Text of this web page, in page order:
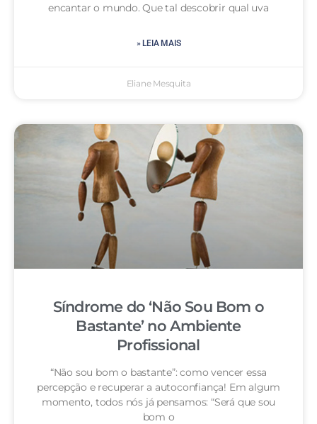
encantar o mundo. Que tal descobrir qual uva
» LEIA MAIS
Eliane Mesquita
Síndrome do ‘Não Sou Bom o
Bastante’ no Ambiente
Profissional
“Não sou bom o bastante”: como vencer essa
percepção e recuperar a autoconfiança! Em algum
momento, todos nós já pensamos: “Será que sou
bom o